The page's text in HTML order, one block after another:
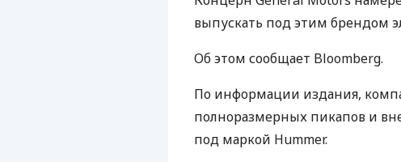
выпускать под этим брендом
Об этом сообщает Bloomberg.
По информации издания,
полноразмерных пикапов и
под маркой Hummer.